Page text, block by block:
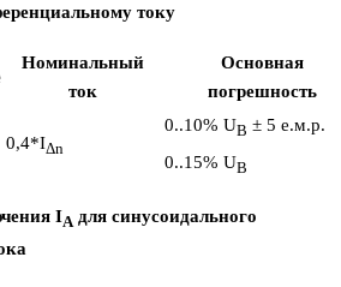
току
Номинальный
ток
Основная
погрешность
0,4*IΔn
0..10% UB ± 5 е.м.р.
0..15% UB
IA для синусоидального